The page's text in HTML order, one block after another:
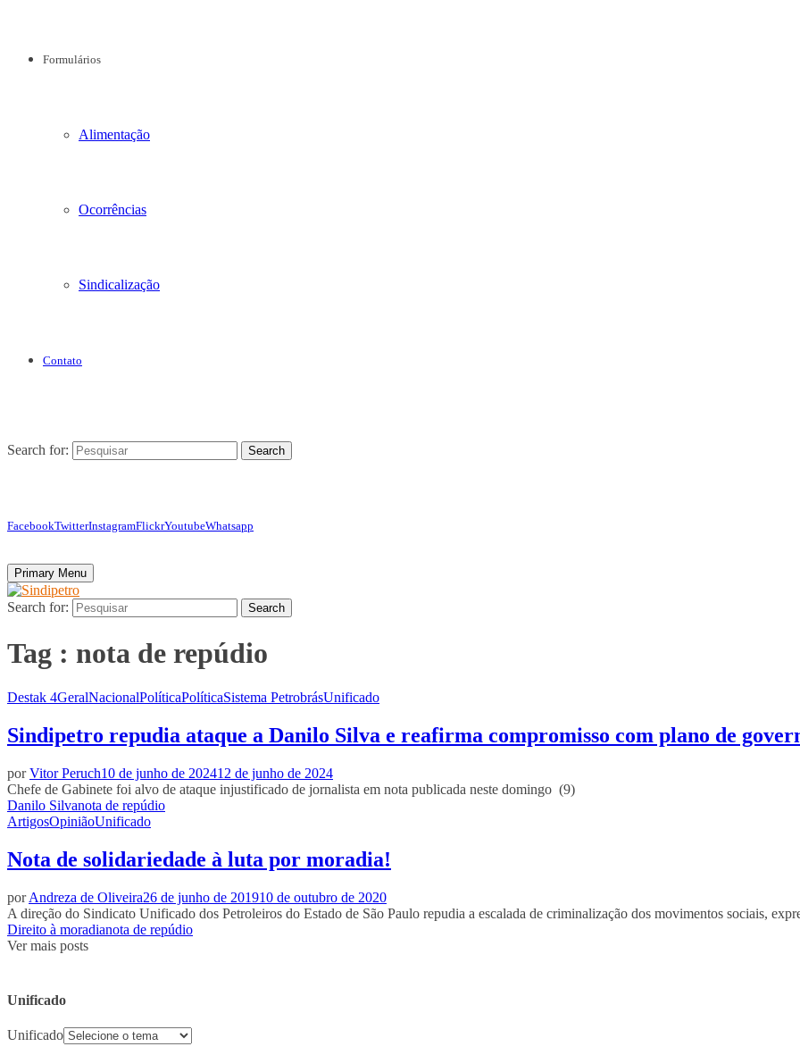
Formulários
Alimentação
Ocorrências
Sindicalização
Contato
Search for: Search
FacebookTwitterInstagramFlickrYoutubeWhatsapp
Primary Menu
Search for: Search
Tag : nota de repúdio
Destak 4GeralNacionalPolíticaPolíticaSistema PetrobrásUnificado
Sindipetro repudia ataque a Danilo Silva e reafirma compromisso com plano de
porVitor Peruch10 de junho de 202412 de junho de 2024
Chefe de Gabinete foi alvo de ataque injustificado de jornalista em nota publicada neste domingo (9)
Danilo Silvanota de repúdio
ArtigosOpiniãoUnificado
Nota de solidariedade à luta por moradia!
porAndreza de Oliveira26 de junho de 201910 de outubro de 2020
A direção do Sindicato Unificado dos Petroleiros do Estado de São Paulo repudia a escalada de criminalização dos movimentos sociais,
Direito à moradianota de repúdio
Ver mais posts
Unificado
Unificado